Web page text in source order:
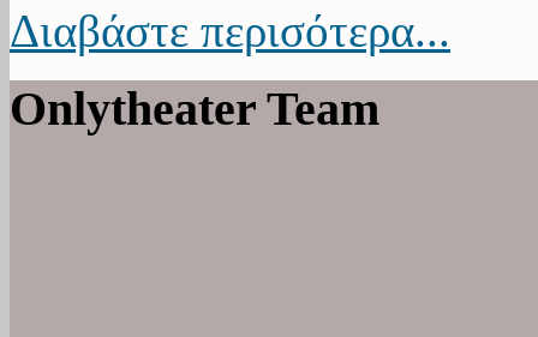
Διαβάστε περισότερα...
Onlytheater Team